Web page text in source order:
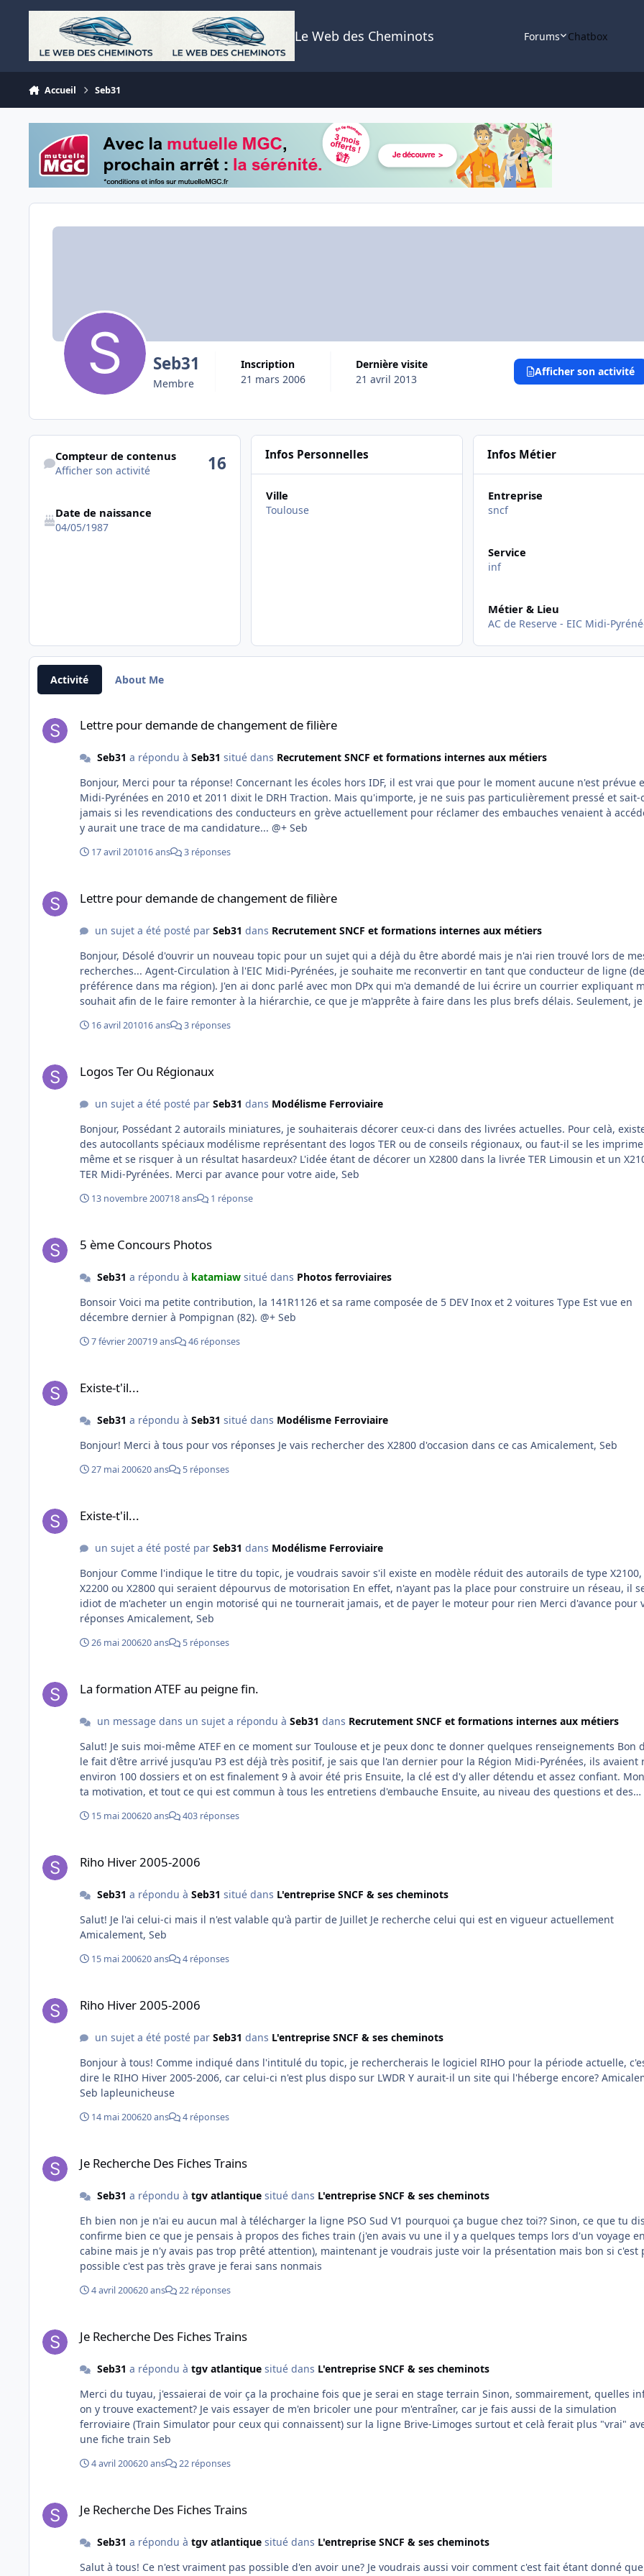
Aller au contenu
Le Web des Cheminots Forums Chatbox
Accueil Seb31
Seb31
Membre
Inscription
21 mars 2006
Dernière visite
21 avril 2013
Afficher son activité
Afficher son activité
Compteur de contenus
Afficher son activité 16
Date de naissance
04/05/1987
Infos Personnelles
Ville
Toulouse
Infos Métier
Entreprise
sncf
Service
inf
Métier & Lieu
AC de Reserve - EIC Midi-
Activité About Me
Lettre pour demande de changement de filière
Seb31 a répondu à Seb31 situé dans Recrutement SNCF et formations internes aux métiers
Bonjour, Merci pour ta réponse! Concernant les écoles hors IDF, il est vrai que pour le moment aucune n'est prévue en
Midi-Pyrénées en 2010 et 2011 dixit le DRH Traction. Mais qu'importe, je ne suis pas particulièrement pressé et sait-
jamais si les revendications des conducteurs en grève actuellement pour réclamer des embauches venaient à
y aurait une trace de ma candidature... @+ Seb
17 avril 201016 ans 3 réponses
Lettre pour demande de changement de filière
un sujet a été posté par Seb31 dans Recrutement SNCF et formations internes aux métiers
Bonjour, Désolé d'ouvrir un nouveau topic pour un sujet qui a déjà du être abordé mais je n'ai rien trouvé lors de mes
recherches... Agent-Circulation à l'EIC Midi-Pyrénées, je souhaite me reconvertir en tant que conducteur de ligne (de
préférence dans ma région). J'en ai donc parlé avec mon DPx qui m'a demandé de lui écrire un courrier expliquant
souhait afin de le faire remonter à la hiérarchie, ce que je m'apprête à faire dans les plus brefs délais. Seulement, je ne
risque de ne pas dépasser les 3 lignes), ou est-il nécessaire de faire une véritable lettre de motivation? Par avance, merci
16 avril 201016 ans 3 réponses
Logos Ter Ou Régionaux
un sujet a été posté par Seb31 dans Modélisme Ferroviaire
Bonjour, Possédant 2 autorails miniatures, je souhaiterais décorer ceux-ci dans des livrées actuelles. Pour celà, existe t'il
des autocollants spéciaux modélisme représentant des logos TER ou de conseils régionaux, ou faut-il se les
même et se risquer à un résultat hasardeux? L'idée étant de décorer un X2800 dans la livrée TER Limousin et un
TER Midi-Pyrénées. Merci par avance pour votre aide, Seb
13 novembre 200718 ans 1 réponse
5 ème Concours Photos
Seb31 a répondu à katamiawsitué dans Photos ferroviaires
Bonsoir Voici ma petite contribution, la 141R1126 et sa rame composée de 5 DEV Inox et 2 voitures Type Est vue en
décembre dernier à Pompignan (82). @+ Seb
7 février 200719 ans 46 réponses
Existe-t'il...
Seb31 a répondu à Seb31 situé dans Modélisme Ferroviaire
Bonjour! Merci à tous pour vos réponses Je vais rechercher des X2800 d'occasion dans ce cas Amicalement, Seb
27 mai 200620 ans 5 réponses
Existe-t'il...
un sujet a été posté par Seb31 dans Modélisme Ferroviaire
Bonjour Comme l'indique le titre du topic, je voudrais savoir s'il existe en modèle réduit des autorails de type X2100,
X2200 ou X2800 qui seraient dépourvus de motorisation En effet, n'ayant pas la place pour construire un réseau, il serait
idiot de m'acheter un engin motorisé qui ne tournerait jamais, et de payer le moteur pour rien Merci d'avance pour vos
réponses Amicalement, Seb
26 mai 200620 ans 5 réponses
La formation ATEF au peigne fin.
un message dans un sujet a répondu à Seb31 dans Recrutement SNCF et formations internes aux métiers
Salut! Je suis moi-même ATEF en ce moment sur Toulouse et je peux donc te donner quelques renseignements Bon déjà,
le fait d'être arrivé jusqu'au P3 est déjà très positif, je sais que l'an dernier pour la Région Midi-Pyrénées, ils avaient
environ 100 dossiers et on est finalement 9 à avoir été pris Ensuite, la clé est d'y aller détendu et assez confiant. Montre
ta motivation, et tout ce qui est commun à tous les entretiens d'embauche Ensuite, au niveau des questions et des
le P3 ( ), tu vas avoir un test de logique sur PC : tu as le plan très simplifié d'un village et tu dois accomplir des tâches
test des manivelles Bon quand tu discutes avec les agents qui l'ont passé, tous s'accordent pour te dire que c'est un truc
l'écran, tu peux voir une bille dans un chemin sinueux, et le but de cette épreuve est de faire arriver la bille au bout
chemin en touchant le moins possible les bords du chemin, sachant qu'une manivelle te permet de monter et
et que l'autre sert à déplacer la bille de gauche à droite Un conseil : quand tu toucheras les bords du chemin avec la
bille, le système va émettre un bruit puissant et plutôt stressant, et le truc c'est de ne pas s'énerver et de garder son
sang-froid, car le psy épie ta moindre réaction Après celà, tu vas avoir droit à l'entretien avec le psy qui va te demander
"normal". Celui-ci est assez long (environ 30 minutes) et tu vas avoir à faire face à un multitude de questions du
plus possible et savoir se montrer persuasif... Voilà j'ai fait le tour, si tu as d'autres questions, n'hésite pas et surtout ne
15 mai 200620 ans 403 réponses
Riho Hiver 2005-2006
Seb31 a répondu à Seb31 situé dans L'entreprise SNCF & ses cheminots
Salut! Je l'ai celui-ci mais il n'est valable qu'à partir de Juillet Je recherche celui qui est en vigueur actuellement
Amicalement, Seb
15 mai 200620 ans 4 réponses
Riho Hiver 2005-2006
un sujet a été posté par Seb31 dans L'entreprise SNCF & ses cheminots
Bonjour à tous! Comme indiqué dans l'intitulé du topic, je rechercherais le logiciel RIHO pour la période actuelle, c'est à
dire le RIHO Hiver 2005-2006, car celui-ci n'est plus dispo sur LWDR Y aurait-il un site qui l'héberge encore? Amicalement,
Seb lapleunicheuse
14 mai 200620 ans 4 réponses
Je Recherche Des Fiches Trains
Seb31 a répondu à tgv atlantiquesitué dans L'entreprise SNCF & ses cheminots
Eh bien non je n'ai eu aucun mal à télécharger la ligne PSO Sud V1 pourquoi ça bugue chez toi?? Sinon, ce que tu
confirme bien ce que je pensais à propos des fiches train (j'en avais vu une il y a quelques temps lors d'un voyage
cabine mais je n'y avais pas trop prêté attention), maintenant je voudrais juste voir la présentation mais bon si c'est
possible c'est pas très grave je ferai sans nonmais
4 avril 200620 ans 22 réponses
Je Recherche Des Fiches Trains
Seb31 a répondu à tgv atlantiquesitué dans L'entreprise SNCF & ses cheminots
Merci du tuyau, j'essaierai de voir ça la prochaine fois que je serai en stage terrain Sinon, sommairement, quelles infos
on y trouve exactement? Je vais essayer de m'en bricoler une pour m'entraîner, car je fais aussi de la simulation
ferroviaire (Train Simulator pour ceux qui connaissent) sur la ligne Brive-Limoges surtout et celà ferait plus "vrai"
une fiche train Seb
4 avril 200620 ans 22 réponses
Je Recherche Des Fiches Trains
Seb31 a répondu à tgv atlantiquesitué dans L'entreprise SNCF & ses cheminots
Salut à tous! Ce n'est vraiment pas possible d'en avoir une? Je voudrais aussi voir comment c'est fait étant donné que je